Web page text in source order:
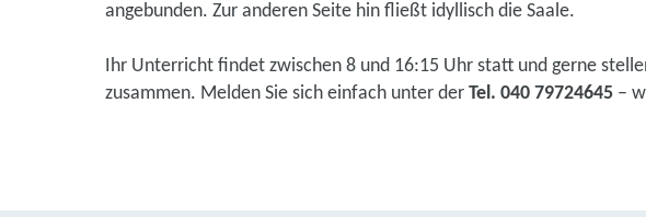
angebunden. Zur anderen Seite hin fließt idyllisch die Saale.
Ihr Unterricht findet zwischen 8 und 16:15 Uhr statt und gerne
zusammen. Melden Sie sich einfach unter der Tel. 040 79724645 –